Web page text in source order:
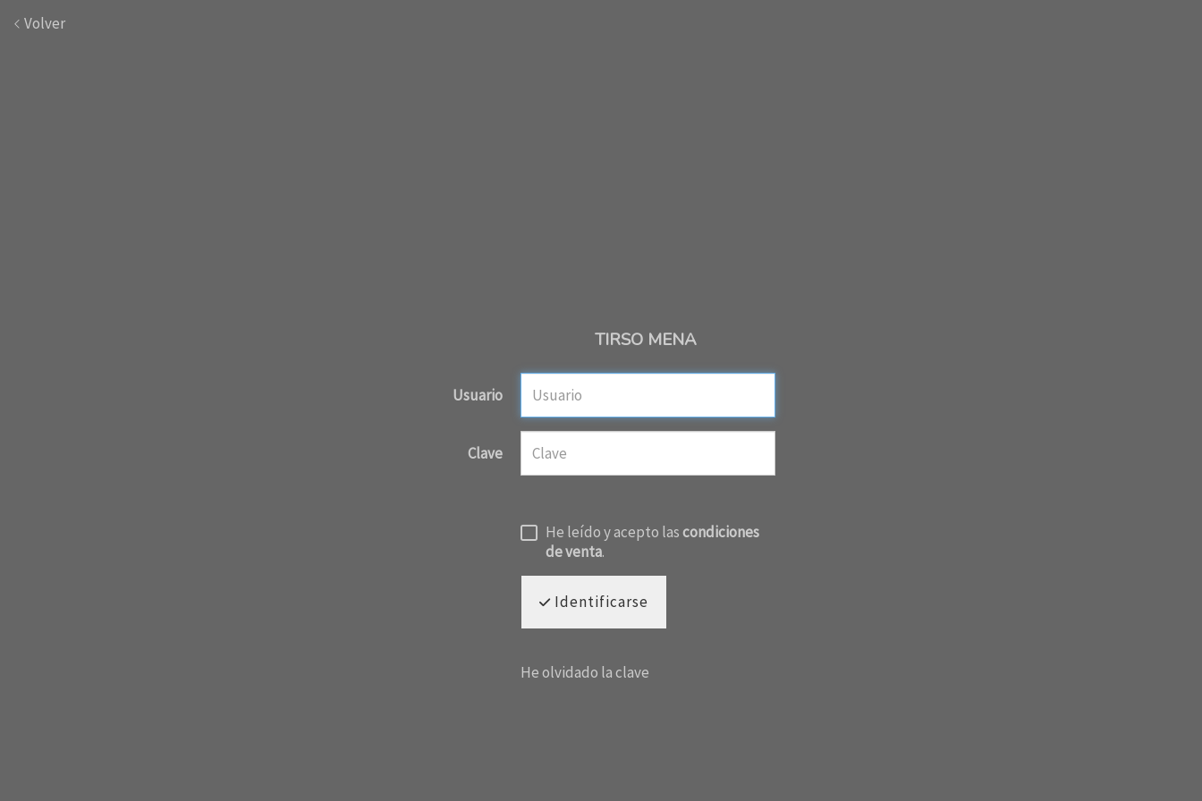
Volver
TIRSO MENA
Usuario
Clave
He leído y acepto lascondiciones
de venta.
Identificarse
He olvidado la clave